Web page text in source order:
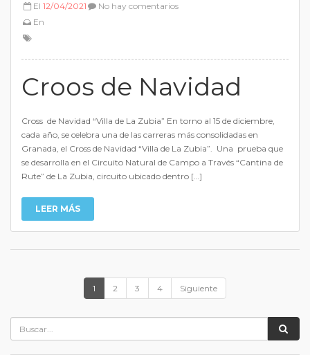
El 12/04/2021
En
No hay comentarios
Croos de Navidad
Cross de Navidad “Villa de La Zubia” En torno al 15 de diciembre,
cada año, se celebra una de las carreras más consolidadas en
Granada, el Cross de Navidad “Villa de La Zubia”. Una prueba que
se desarrolla en el Circuito Natural de Campo a Través “Cantina de
Rute” de La Zubia, circuito ubicado dentro […]
LEER MÁS
1 2 3 4 Siguiente